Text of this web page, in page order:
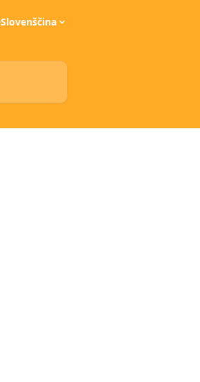
Slovenščina